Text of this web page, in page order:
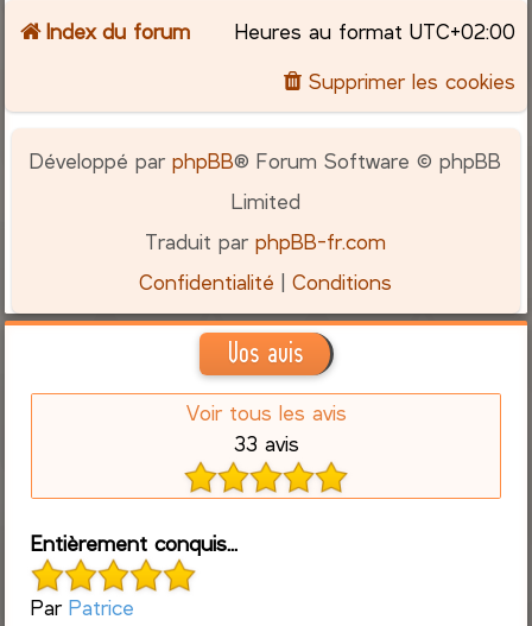
Index du forum Heures au format UTC+02:00
Supprimer les cookies
Développé parphpBB® Forum Software © phpBB
Limited
Traduit parphpBB-fr.com
Confidentialité |Conditions
Vos avis
Voir tous les avis
33 avis
Entièrement conquis...
ParPatrice